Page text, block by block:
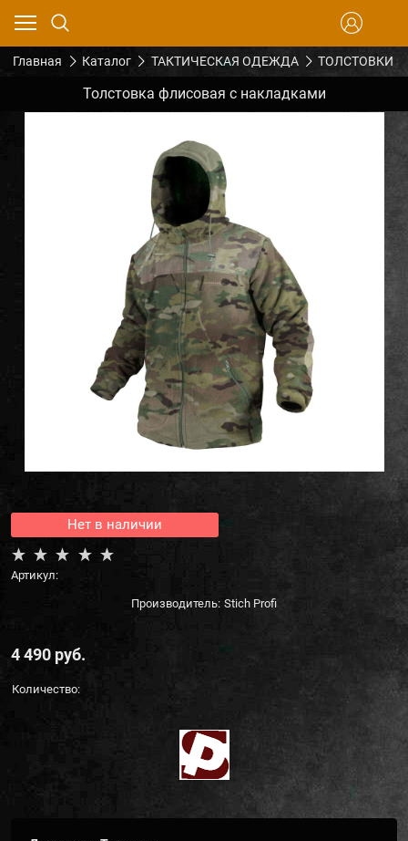
Главная Каталог ТАКТИЧЕСКАЯ ОДЕЖДА ТОЛСТОВКИ
Толстовка флисовая с накладками
Нет в наличии
Артикул:
Производитель: Stich Profi
4 490 руб.
Количество: